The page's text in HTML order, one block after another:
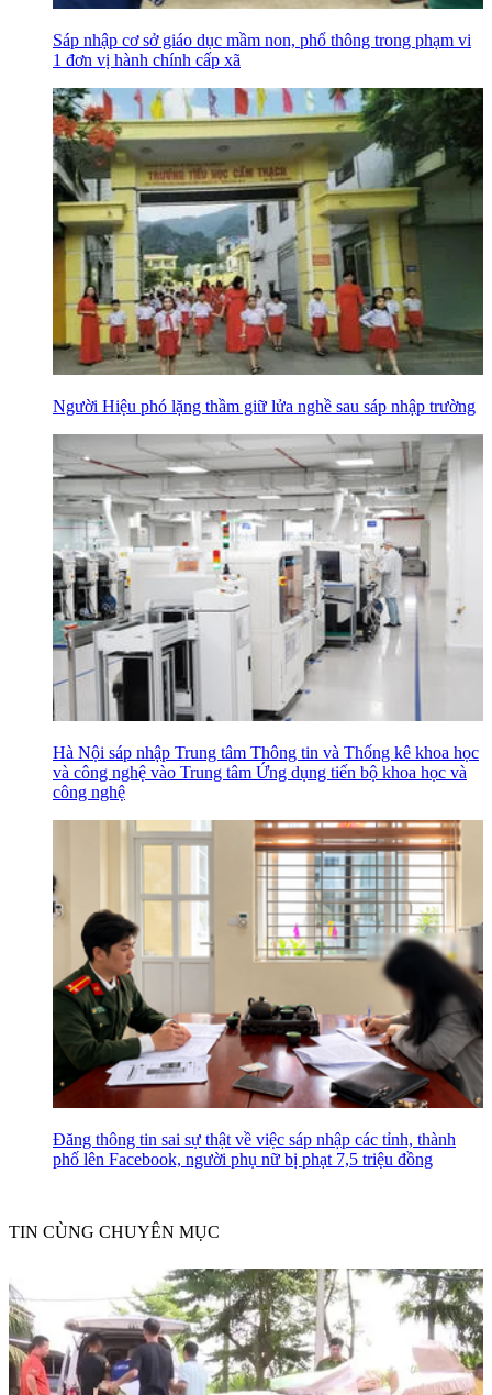
Sáp nhập cơ sở giáo dục mầm non, phổ thông trong phạm vi
1 đơn vị hành chính cấp xã
Người Hiệu phó lặng thầm giữ lửa nghề sau sáp nhập trường
Hà Nội sáp nhập Trung tâm Thông tin và Thống kê khoa học
và công nghệ vào Trung tâm Ứng dụng tiến bộ khoa học và
công nghệ
Đăng thông tin sai sự thật về việc sáp nhập các tỉnh, thành
phố lên Facebook, người phụ nữ bị phạt 7,5 triệu đồng
TIN CÙNG CHUYÊN MỤC